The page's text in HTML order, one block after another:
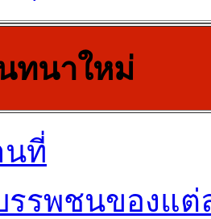
ทนาใหม่
นที่
รรพชนของแต่